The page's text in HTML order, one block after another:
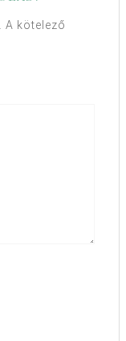
A kötelező